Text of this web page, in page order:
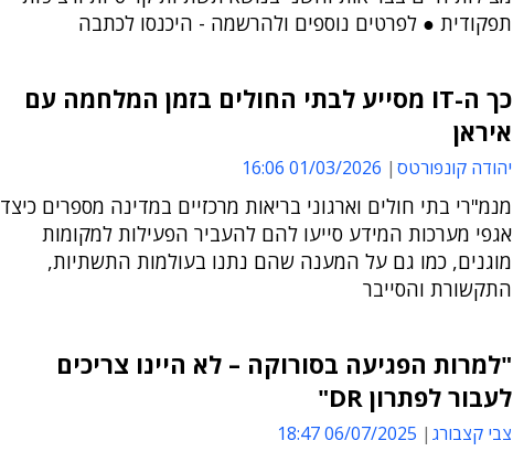
תפקודית ● לפרטים נוספים ולהרשמה - היכנסו לכתבה
כך ה-IT מסייע לבתי החולים בזמן המלחמה עם
איראן
יהודה קונפורטס 01/03/2026 16:06
מנמ"רי בתי חולים וארגוני בריאות מרכזיים במדינה מספרים כיצד
אגפי מערכות המידע סייעו להם להעביר הפעילות למקומות
מוגנים, כמו גם על המענה שהם נתנו בעולמות התשתיות,
התקשורת והסייבר
"למרות הפגיעה בסורוקה – לא היינו צריכים
לעבור לפתרון DR"
צבי קצבורג 06/07/2025 18:47